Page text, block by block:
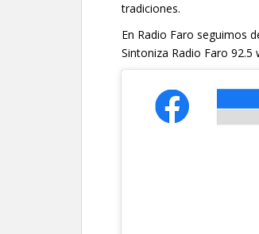
tradiciones.
En Radio Faro seguimos
Sintoniza Radio Faro